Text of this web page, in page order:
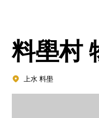
料壆村
上水 料壆